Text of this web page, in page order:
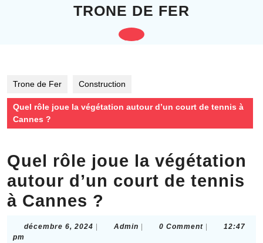
TRONE DE FER
Open
Trone de Fer Construction
Quel rôle joue la végétation autour d’un court de tennis à
Cannes ?
Quel rôle joue la végétation
autour d’un court de tennis
à Cannes ?
décembre 6, 2024 décembre
Admin Admin0 Comment
12:47
pm